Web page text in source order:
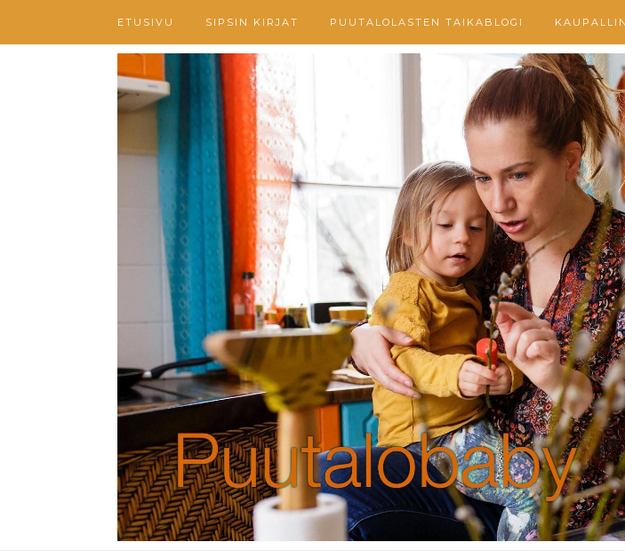
ETUSIVU SIPSIN KIRJAT PUUTALOLASTEN TAIKABLOGI